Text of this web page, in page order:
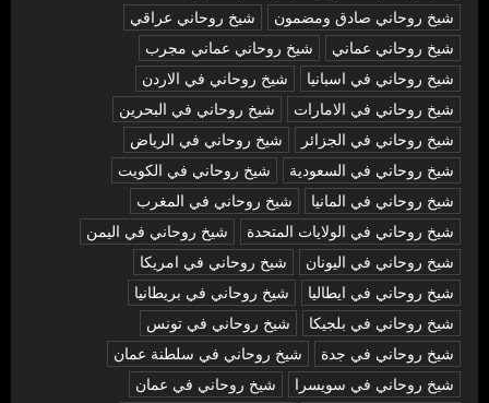
شيخ روحاني صادق ومضمون
شيخ روحاني عراقي
شيخ روحاني عماني
شيخ روحاني عماني مجرب
شيخ روحاني في اسبانيا
شيخ روحاني في الاردن
شيخ روحاني في الامارات
شيخ روحاني في البحرين
شيخ روحاني في الجزائر
شيخ روحاني في الرياض
شيخ روحاني في السعودية
شيخ روحاني في الكويت
شيخ روحاني في المانيا
شيخ روحاني في المغرب
شيخ روحاني في الولايات المتحدة
شيخ روحاني في اليمن
شيخ روحاني في اليونان
شيخ روحاني في امريكا
شيخ روحاني في ايطاليا
شيخ روحاني في بريطانيا
شيخ روحاني في بلجيكا
شيخ روحاني في تونس
شيخ روحاني في جدة
شيخ روحاني في سلطنة عمان
شيخ روحاني في سويسرا
شيخ روحاني في عمان